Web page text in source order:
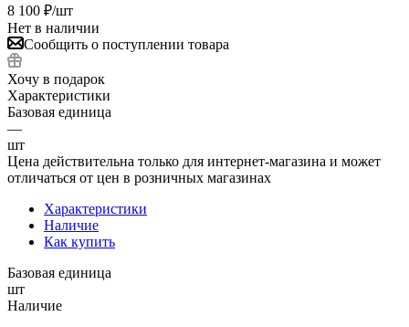
8 100 ₽/шт
Нет в наличии
Сообщить о поступлении товара
Хочу в подарок
Характеристики
Базовая единица
—
шт
Цена действительна только для интернет-магазина и может
отличаться от цен в розничных магазинах
Характеристики
Наличие
Как купить
Базовая единица
шт
Наличие